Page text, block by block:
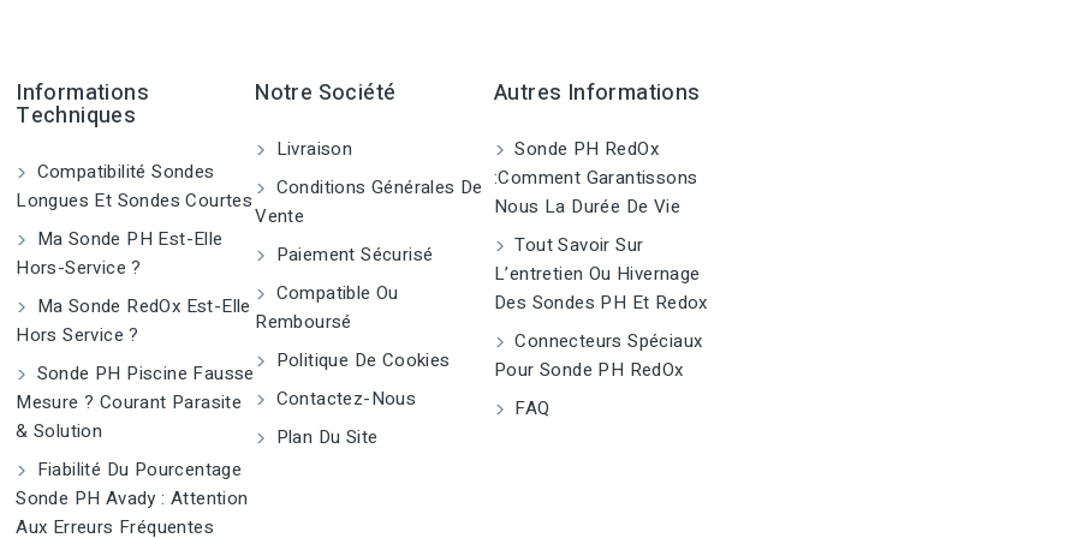
Informations
Techniques
Compatibilité Sondes
Longues Et Sondes Courtes
Ma Sonde PH Est-Elle
Hors-Service ?
Ma Sonde RedOx Est-Elle
Hors Service ?
Sonde PH Piscine Fausse
Mesure ? Courant Parasite
& Solution
Fiabilité Du Pourcentage
Sonde PH Avady : Attention
Aux Erreurs Fréquentes
Notre Société
Livraison
Conditions Générales De
Vente
Paiement Sécurisé
Compatible Ou
Remboursé
Politique De Cookies
Contactez-Nous
Plan Du Site
Autres Informations
Sonde PH RedOx
:Comment Garantissons
Nous La Durée De Vie
Tout Savoir Sur
L’entretien Ou Hivernage
Des Sondes PH Et Redox
Connecteurs Spéciaux
Pour Sonde PH RedOx
FAQ